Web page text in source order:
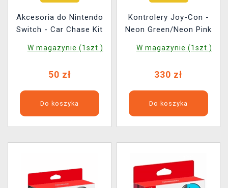
Akcesoria do Nintendo
Switch - Car Chase Kit
W magazynie (1szt.)
50 zł
Do koszyka
Kontrolery Joy-Con -
Neon Green/Neon Pink
W magazynie (1szt.)
330 zł
Do koszyka